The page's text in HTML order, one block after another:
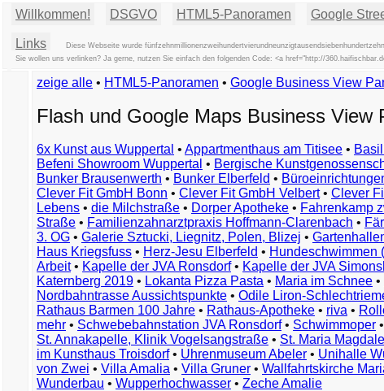
Willkommen! DSGVO HTML5-Panoramen Google
Links
Diese Webseite wurde
Sie wollen uns verlinken? Ja gerne, nutzen Sie einfach den folgenden Code: <a href="http://
zeige alle • HTML5-Panoramen • Google Business View
Flash und Google Maps Business View
6x Kunst aus Wuppertal • Appartmenthaus am Titisee •
Befeni Showroom Wuppertal • Bergische
Bunker Brausenwerth • Bunker Elberfeld •
Clever Fit GmbH Bonn • Clever Fit GmbH Velbert• Clever
Lebens • die Milchstraße • Dorper Apotheke • Fahrenkamp
Straße • Familienzahnarztpraxis Hoffmann-Clarenbach •
3. OG • Galerie Sztucki, Liegnitz, Polen, Blizej •
Haus Kriegsfuss • Herz-Jesu Elberfeld • Hundeschwimmen
Arbeit• Kapelle der JVA Ronsdorf• Kapelle der JVA
Katernberg 2019 • Lokanta Pizza Pasta • Maria im Schnee •
Nordbahntrasse Aussichtspunkte • Odile Liron-
Rathaus Barmen 100 Jahre • Rathaus-Apotheke • riva •
mehr • Schwebebahnstation JVA Ronsdorf• Schwimmoper •
St. Annakapelle, Klinik Vogelsangstraße • St. Maria
im Kunsthaus Troisdorf• Uhrenmuseum Abeler • Unihalle
von Zwei • Villa Amalia • Villa Gruner • Wallfahrtskirche
Wunderbau • Wupperhochwasser • Zeche Amalie